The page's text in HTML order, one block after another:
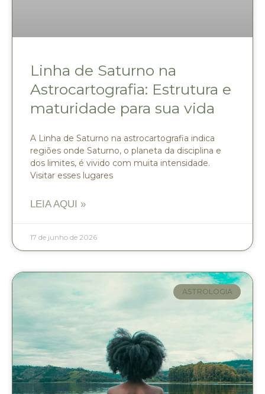
Linha de Saturno na
Astrocartografia: Estrutura e
maturidade para sua vida
A Linha de Saturno na astrocartografia indica
regiões onde Saturno, o planeta da disciplina e
dos limites, é vivido com muita intensidade.
Visitar esses lugares
LEIA AQUI »
17 de junho de 2026
ASTROLOGIA